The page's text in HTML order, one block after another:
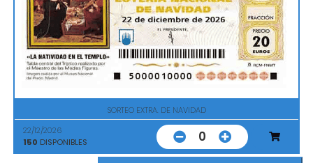
SORTEO EXTRA. DE NAVIDAD
22/12/2026
150 DISPONIBLES 0